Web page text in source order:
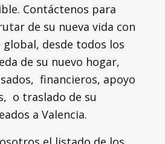
Contáctenos para
de su nueva vida con
desde todos los
de su nuevo hogar,
financieros, apoyo
o traslado de su
a Valencia.